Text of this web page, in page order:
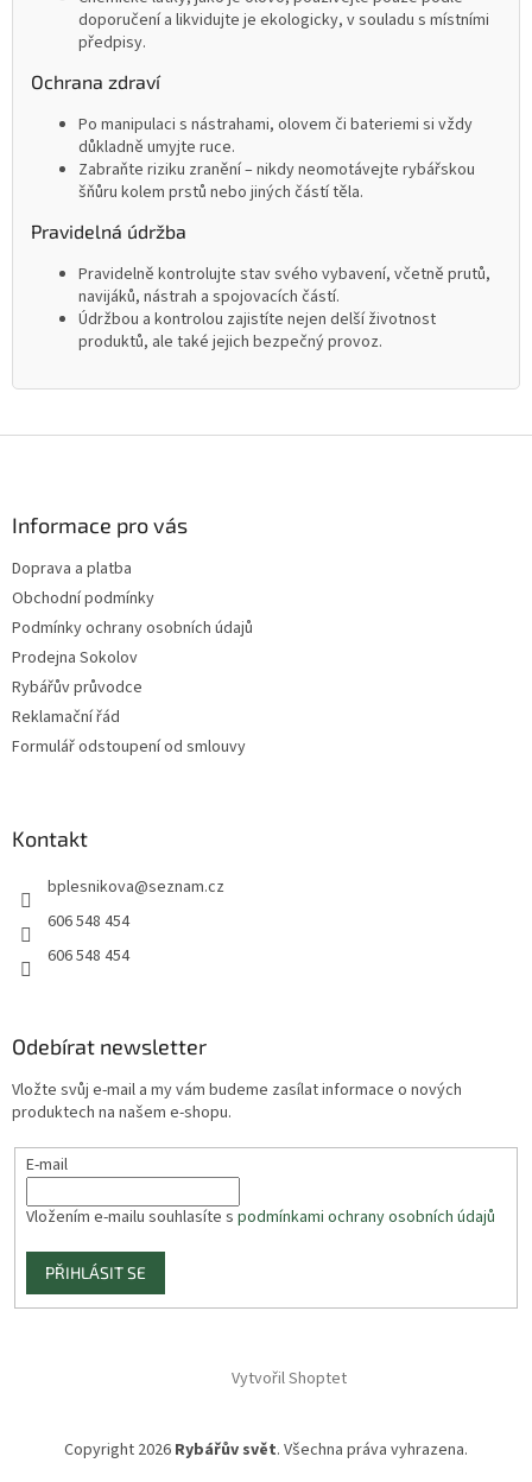
doporučení a likvidujte je ekologicky, v souladu s místními
předpisy.
Ochrana zdraví
Po manipulaci s nástrahami, olovem či bateriemi si vždy
důkladně umyjte ruce.
Zabraňte riziku zranění – nikdy neomotávejte rybářskou
šňůru kolem prstů nebo jiných částí těla.
Pravidelná údržba
Pravidelně kontrolujte stav svého vybavení, včetně prutů,
navijáků, nástrah a spojovacích částí.
Údržbou a kontrolou zajistíte nejen delší životnost
produktů, ale také jejich bezpečný provoz.
Informace pro vás
Doprava a platba
Obchodní podmínky
Podmínky ochrany osobních údajů
Prodejna Sokolov
Rybářův průvodce
Reklamační řád
Formulář odstoupení od smlouvy
Kontakt
bplesnikova@seznam.cz
606 548 454
606 548 454
Odebírat newsletter
Vložte svůj e-mail a my vám budeme zasílat informace o nových
produktech na našem e-shopu.
E-mail
Vložením e-mailu souhlasíte s podmínkami ochrany osobních údajů
PŘIHLÁSIT SE
Vytvořil Shoptet
Copyright 2026 Rybářův svět. Všechna práva vyhrazena.